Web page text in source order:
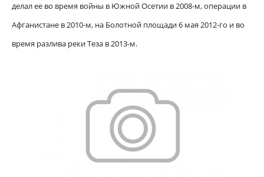
делал ее во время войны в Южной Осетии в 2008-м, операции в
Афганистане в 2010-м, на Болотной площади 6 мая 2012-го и во
время разлива реки Теза в 2013-м.